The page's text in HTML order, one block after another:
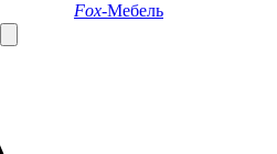
Fox-Мебель